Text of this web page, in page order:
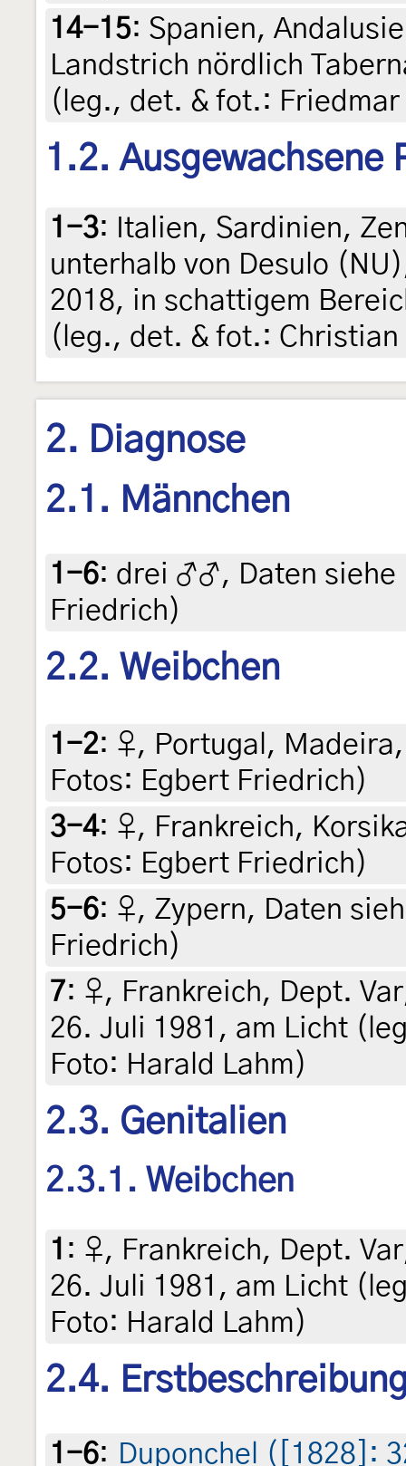
14-15: Spanien,
Landstrich nördlich
(leg., det. & fot.:
1.2. Ausgewachsene
1-3:
Italien, Sardinien,
unterhalb von Desulo
2018, in schattigem
(leg., det. & fot.: Christian
2. Diagnose
2.1. Männchen
1-6: drei ♂♂, Daten siehe
Friedrich)
2.2. Weibchen
1-2: ♀, Portugal,
Fotos: Egbert Friedrich)
3-4: ♀, Frankreich,
Fotos: Egbert Friedrich)
5-6: ♀, Zypern, Daten
Friedrich)
7: ♀, Frankreich, Dept.
26. Juli 1981, am Licht
Foto: Harald Lahm)
2.3. Genitalien
2.3.1. Weibchen
1 : ♀, Frankreich, Dept.
26. Juli 1981, am Licht
Foto: Harald Lahm)
2.4.
1-6: Duponchel ([1828]: